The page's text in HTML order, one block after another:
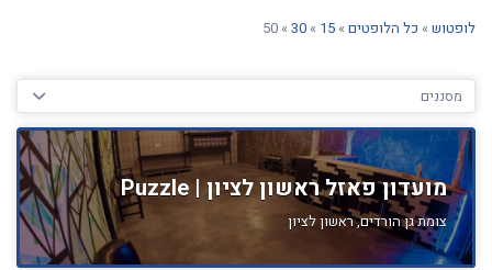
לופטוש» כל הלופטים»
15
»
30
»
50
מסננים
מועדון פאזל ראשון לציון | Puzzle
צומת גן הורדים, ראשון לציון